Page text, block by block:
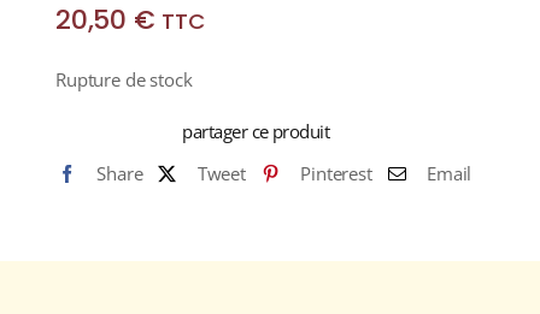
20,50 € TTC
Rupture de stock
partager ce produit
Share
Tweet Pinterest Email